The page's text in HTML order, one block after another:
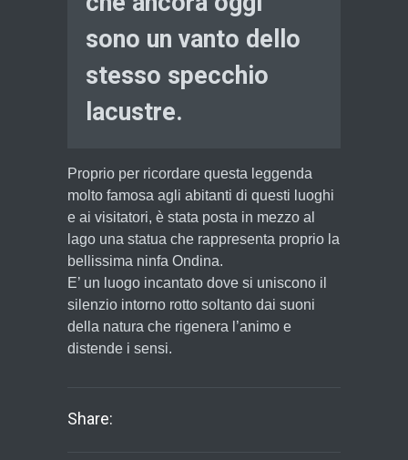
sono un vanto dello
stesso specchio
lacustre.
Proprio per ricordare questa leggenda
molto famosa agli abitanti di questi luoghi
e ai visitatori, è stata posta in mezzo al
lago una statua che rappresenta proprio la
bellissima ninfa Ondina.
E’ un luogo incantato dove si uniscono il
silenzio intorno rotto soltanto dai suoni
della natura che rigenera l’animo e
distende i sensi.
Share: